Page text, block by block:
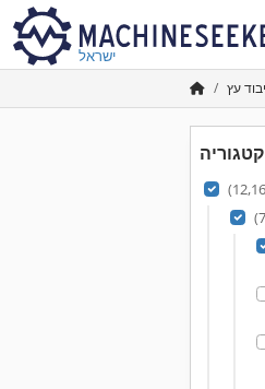
ישראל
עץ
קטגוריה